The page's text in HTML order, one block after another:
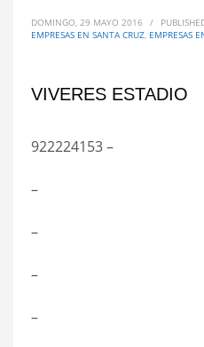
DOMINGO, 29 MAYO 2016 /
EMPRESAS EN SANTA CRUZ, EMPRESAS
VIVERES ESTADIO
922224153 –
–
–
–
–